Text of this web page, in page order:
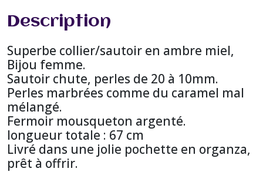
Description
Superbe collier/sautoir en ambre miel,
Bijou femme.
Sautoir chute, perles de 20 à 10mm.
Perles marbrées comme du caramel mal
mélangé.
Fermoir mousqueton argenté.
longueur totale : 67 cm
Livré dans une jolie pochette en organza,
prêt à offrir.